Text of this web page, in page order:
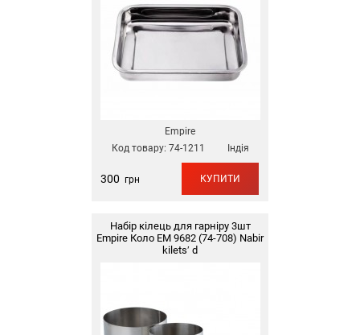
Empire
Код товару: 74-1211 Індія
300 грн КУПИТИ
Набір кілець для гарніру 3шт
Empire Коло EM 9682 (74-708) Nabir
kiletsʹ d